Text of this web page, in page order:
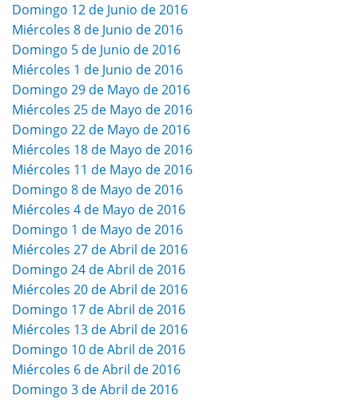
Domingo 12 de Junio de 2016
Miércoles 8 de Junio de 2016
Domingo 5 de Junio de 2016
Miércoles 1 de Junio de 2016
Domingo 29 de Mayo de 2016
Miércoles 25 de Mayo de 2016
Domingo 22 de Mayo de 2016
Miércoles 18 de Mayo de 2016
Miércoles 11 de Mayo de 2016
Domingo 8 de Mayo de 2016
Miércoles 4 de Mayo de 2016
Domingo 1 de Mayo de 2016
Miércoles 27 de Abril de 2016
Domingo 24 de Abril de 2016
Miércoles 20 de Abril de 2016
Domingo 17 de Abril de 2016
Miércoles 13 de Abril de 2016
Domingo 10 de Abril de 2016
Miércoles 6 de Abril de 2016
Domingo 3 de Abril de 2016